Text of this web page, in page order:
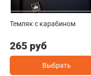
Темляк с карабином
265 руб
Выбрать